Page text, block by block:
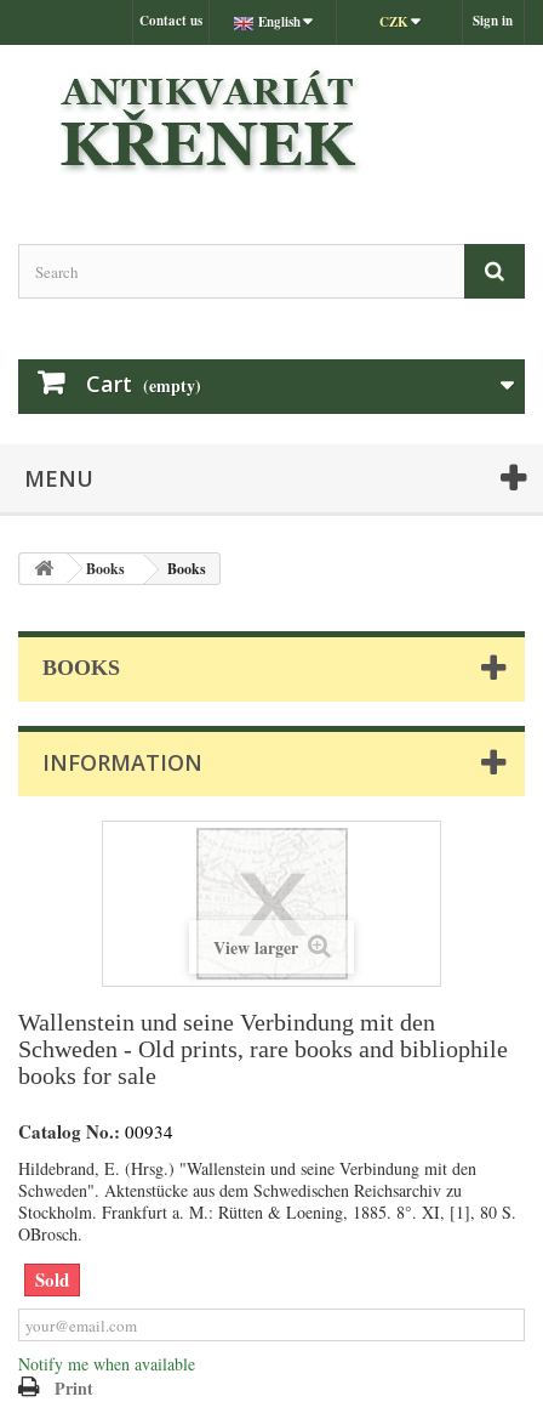
Sign in
CZK
English
Contact us
Cart (empty)
MENU
Books Books
BOOKS
INFORMATION
View larger
Wallenstein und seine Verbindung mit den
Schweden - Old prints, rare books and bibliophile
books for sale
Catalog No.: 00934
Hildebrand, E. (Hrsg.) "Wallenstein und seine Verbindung mit den
Schweden". Aktenstücke aus dem Schwedischen Reichsarchiv zu
Stockholm. Frankfurt a. M.: Rütten & Loening, 1885. 8°. XI, [1], 80 S.
OBrosch.
Sold
Notify me when available
Print